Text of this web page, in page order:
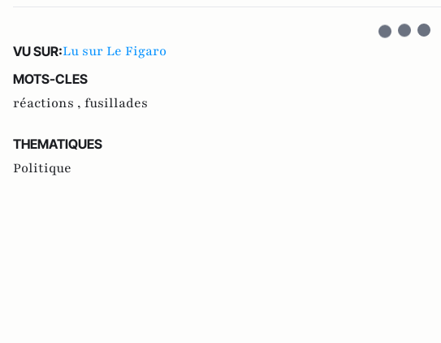
VU SUR:Lu sur Le Figaro
MOTS-CLES
réactions , fusillades
THEMATIQUES
Politique